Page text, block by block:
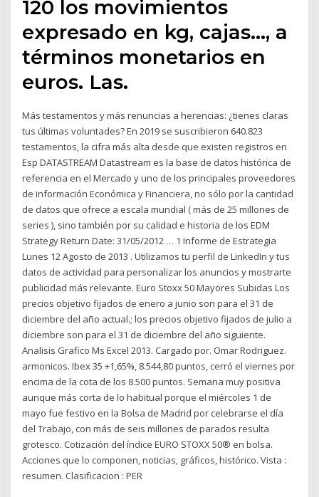
120 los movimientos
expresado en kg, cajas…, a
términos monetarios en
euros. Las.
Más testamentos y más renuncias a herencias: ¿tienes claras
tus últimas voluntades? En 2019 se suscribieron 640.823
testamentos, la cifra más alta desde que existen registros en
Esp DATASTREAM Datastream es la base de datos histórica de
referencia en el Mercado y uno de los principales proveedores
de información Económica y Financiera, no sólo por la cantidad
de datos que ofrece a escala mundial ( más de 25 millones de
series ), sino también por su calidad e historia de los EDM
Strategy Return Date: 31/05/2012 … 1 Informe de Estrategia
Lunes 12 Agosto de 2013 . Utilizamos tu perfil de LinkedIn y tus
datos de actividad para personalizar los anuncios y mostrarte
publicidad más relevante. Euro Stoxx 50 Mayores Subidas Los
precios objetivo fijados de enero a junio son para el 31 de
diciembre del año actual.; los precios objetivo fijados de julio a
diciembre son para el 31 de diciembre del año siguiente.
Analisis Grafico Ms Excel 2013. Cargado por. Omar Rodriguez.
armonicos. Ibex 35 +1,65%, 8.544,80 puntos, cerró el viernes por
encima de la cota de los 8.500 puntos. Semana muy positiva
aunque más corta de lo habitual porque el miércoles 1 de
mayo fue festivo en la Bolsa de Madrid por celebrarse el día
del Trabajo, con más de seis millones de parados resulta
grotesco. Cotización del índice EURO STOXX 50® en bolsa.
Acciones que lo componen, noticias, gráficos, histórico. Vista :
resumen. Clasificacion : PER